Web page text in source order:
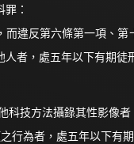
：
違反第六條第一項、
者，處五年以下有期徒
技方法攝錄其性影像者
行為者，處五年以下有